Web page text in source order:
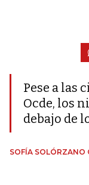
Pese a las
Ocde, los
debajo de
SOFÍA SOLÓRZANO